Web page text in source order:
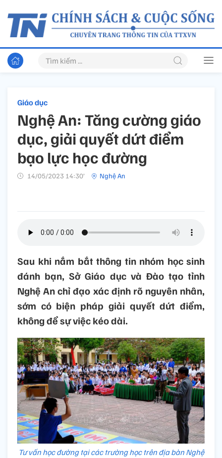
Giáo dục
Nghệ An: Tăng cường giáo
dục, giải quyết dứt điểm
bạo lực học đường
14/05/2023 14:30’ Nghệ An
Sau khi nắm bắt thông tin nhóm học sinh
đánh bạn, Sở Giáo dục và Đào tạo tỉnh
Nghệ An chỉ đạo xác định rõ nguyên nhân,
sớm có biện pháp giải quyết dứt điểm,
không để sự việc kéo dài.
Tư vấn học đường tại các trường học trên địa bàn Nghệ